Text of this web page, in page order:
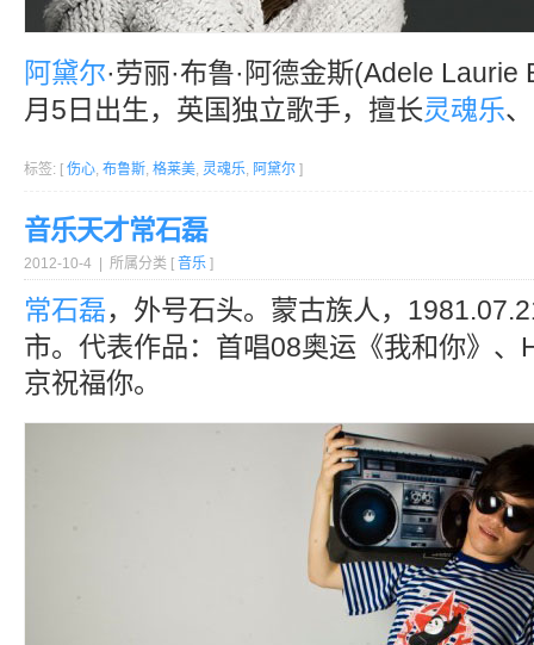
阿黛尔·劳丽·布鲁·阿德金斯(Adele
月5日出生，英国独立歌手，擅长灵魂乐
标签: [ 伤心, 布鲁斯, 格莱美, 灵魂乐, 阿黛尔 ]
音乐天才常石磊
2012-10-4 | 所属分类 [ 音乐 ]
常石磊，外号石头。蒙古族人，
市。代表作品：首唱08奥运《我和你》、
京祝福你。